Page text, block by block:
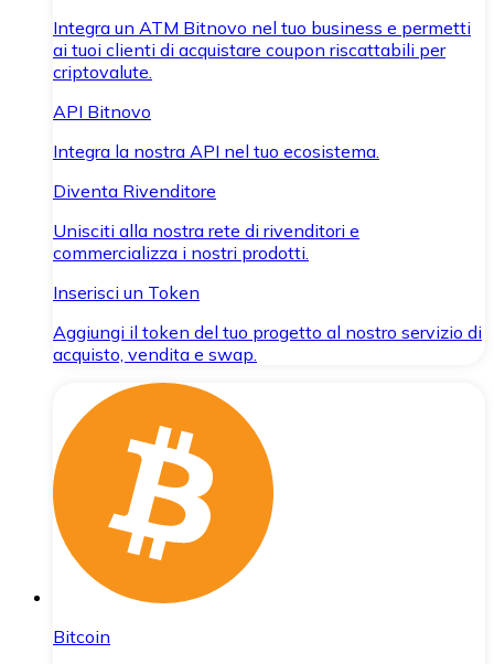
Integra un ATM Bitnovo nel tuo business e permetti
ai tuoi clienti di acquistare coupon riscattabili per
criptovalute.
API Bitnovo
Integra la nostra API nel tuo ecosistema.
Diventa Rivenditore
Unisciti alla nostra rete di rivenditori e
commercializza i nostri prodotti.
Inserisci un Token
Aggiungi il token del tuo progetto al nostro servizio di
acquisto, vendita e swap.
Bitcoin